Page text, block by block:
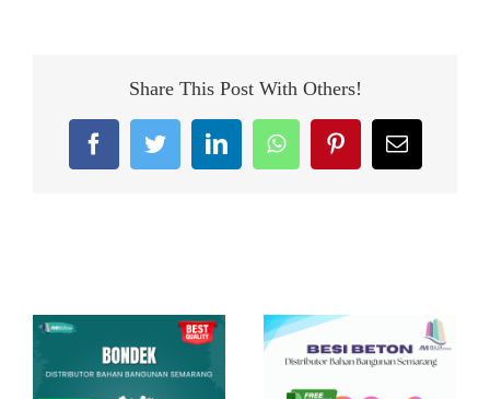
Share This Post With Others!
FacebookTwitterLinkedInWhatsAppPinterestEmail